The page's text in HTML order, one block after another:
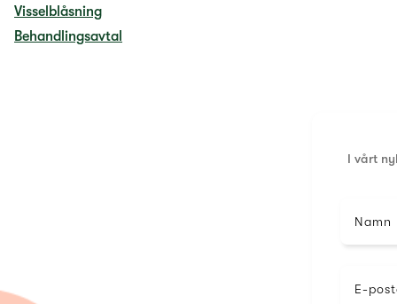
Visselblåsning
Behandlingsavtal
I vårt
Namn
E-